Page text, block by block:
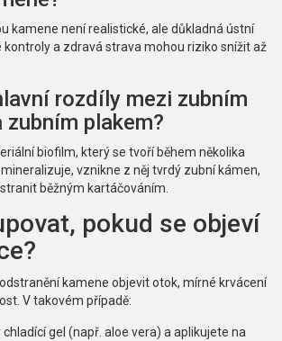
kamene není realistické, ale důkladná ústní
kontroly a zdravá strava mohou riziko snížit až
rozdíly mezi zubním
zubním plakem?
biofilm, který se tvoří během několika
mineralizuje, vznikne z něj tvrdý zubní kámen,
běžným kartáčováním.
pokud se objeví
kamene objevit otok, mírné krvácení
V takovém případě:
chladící gel (např. aloe vera) a aplikujete na